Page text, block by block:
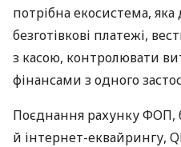
потрібна екосистема,
безготівкові платежі,
з касою, контролювати
фінансами з одного
Поєднання рахунку ФОП,
й інтернет-еквайрингу,